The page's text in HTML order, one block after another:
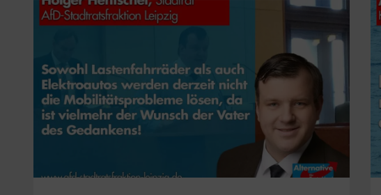
Leipzig
setzt
bei
Kurierfahrten
auf
Lastenfahrräder